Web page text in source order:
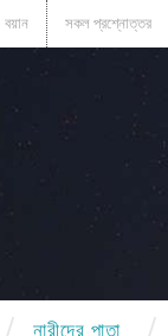
বয়ান সকল প্রশ্নোত্তর
নারীদের পাতা